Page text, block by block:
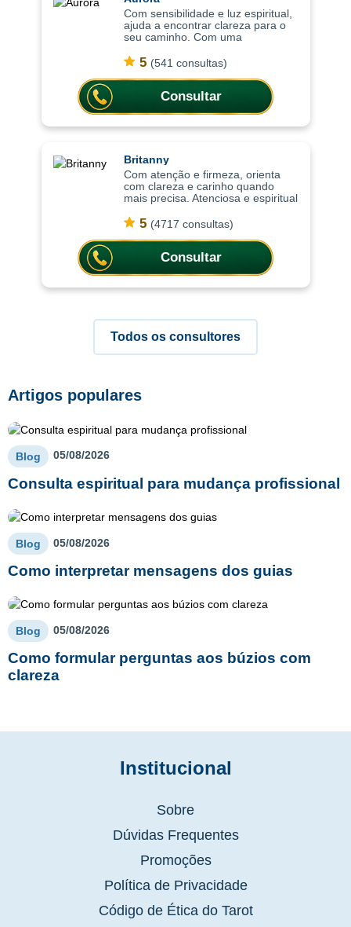
Com sensibilidade e luz espiritual,
ajuda a encontrar clareza para o
seu caminho. Com uma
consultas ajudam a compreender
situações, trazer mais leveza
emocional
5 (541 consultas)
Consultar
Britanny
Com atenção e firmeza, orienta
com clareza e carinho quando
mais precisa. Atenciosa e espiritual
consultas ajudam a compreender
situações com mais clareza,
oferecendo or
5 (4717 consultas)
Consultar
Todos os consultores
Artigos populares
Blog 05/08/2026
Consulta espiritual para mudança profissional
Blog 05/08/2026
Como interpretar mensagens dos guias
Blog 05/08/2026
Como formular perguntas aos búzios com
clareza
Institucional
Sobre
Dúvidas Frequentes
Promoções
Política de Privacidade
Código de Ética do Tarot